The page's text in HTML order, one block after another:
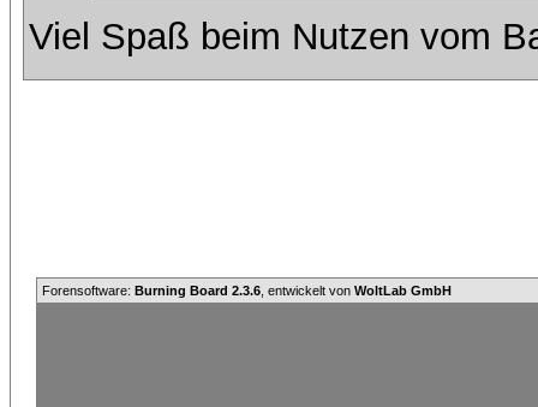
Viel Spaß beim Nutzen vom
Forensoftware: Burning Board 2.3.6 , entwickelt von WoltLab GmbH